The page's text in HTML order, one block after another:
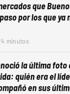
que
por los que ya
minutos
la última foto
quién era el
en sus